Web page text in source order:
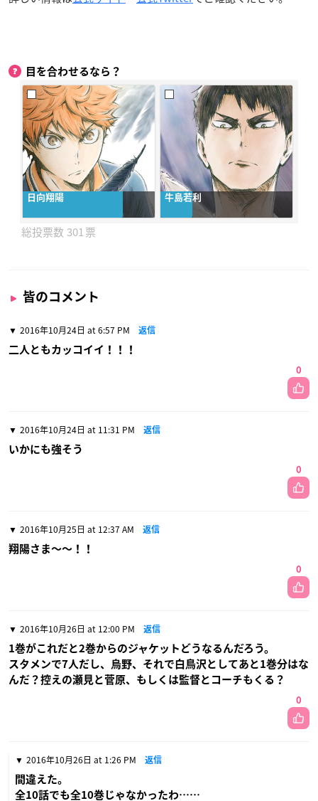
目を合わせるなら？
日向翔陽 牛島若利
301
皆のコメント
2016年10月24日 at 6:57 PM 返信
二人ともカッコイイ！！！
0
2016年10月24日 at 11:31 PM 返信
いかにも強そう
0
2016年10月25日 at 12:37 AM 返信
翔陽さま〜〜！！
0
2016年10月26日 at 12:00 PM 返信
1巻がこれだと2巻からのジャケットどうなるんだろう。
スタメンで7人だし、烏野、それで白鳥沢としてあと1巻分はな
んだ？控えの瀬見と菅原、もしくは監督とコーチもくる？
0
2016年10月26日 at 1:26 PM 返信
間違えた。
全10話でも全10巻じゃなかったわ……